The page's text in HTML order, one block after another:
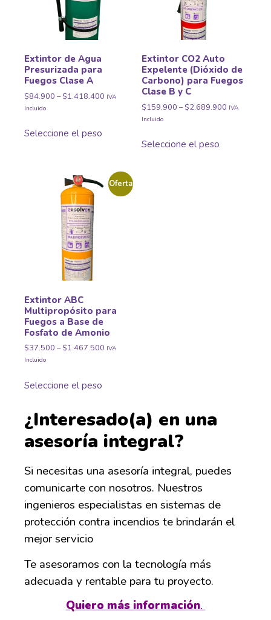
Extintor de Agua
Presurizada para
Fuegos Clase A
$84.900 – $1.418.400 IVA
Incluido
Seleccione el peso
Extintor CO2 Auto
Expelente (Dióxido de
Carbono) para Fuegos
Clase B y C
$159.900 – $2.689.900 IVA
Incluido
Seleccione el peso
Oferta
Extintor ABC
Multipropósito para
Fuegos a Base de
Fosfato de Amonio
$37.500 – $1.467.500 IVA
Incluido
Seleccione el peso
¿Interesado(a) en una
asesoría integral?
Si necesitas una asesoría integral, puedes
comunicarte con nosotros. Nuestros
ingenieros especialistas en sistemas de
protección contra incendios te brindarán el
mejor servicio
Te asesoramos con la tecnología más
adecuada y rentable para tu proyecto.
Quiero más información.